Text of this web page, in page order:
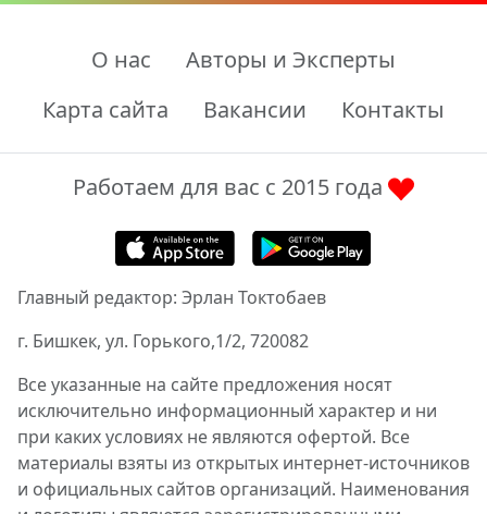
О нас
Авторы и Эксперты
Карта сайта
Вакансии Контакты
Работаем для вас с 2015 года
Главный редактор: Эрлан Токтобаев
г. Бишкек, ул. Горького,1/2, 720082
Все указанные на сайте предложения носят
исключительно информационный характер и ни
при каких условиях не являются офертой. Все
материалы взяты из открытых интернет-источников
и официальных сайтов организаций. Наименования